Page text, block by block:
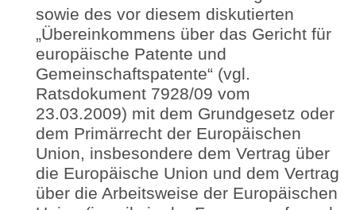
sowie des vor diesem diskutierten
„Übereinkommens über das Gericht für
europäische Patente und
Gemeinschaftspatente“ (vgl.
Ratsdokument 7928/09 vom
23.03.2009) mit dem Grundgesetz oder
dem Primärrecht der Europäischen
Union, insbesondere dem Vertrag über
die Europäische Union und dem Vertrag
über die Arbeitsweise der Europäischen